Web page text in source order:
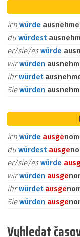
ich würde
du würdest
er/sie/eswürde
wirwürden
ihrwürdet
Siewürden
ich würde ausge
du würdest ausge
er/sie/eswürde aus
wirwürden ausge
ihrwürdet ausge
Siewürden ausge
Vyhledat